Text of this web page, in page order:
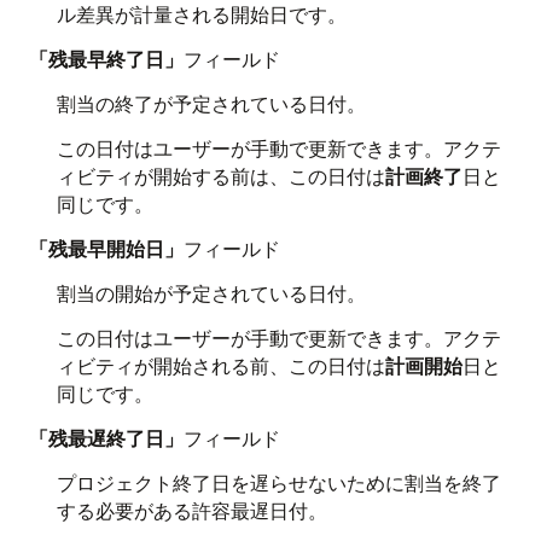
ル差異が計量される開始日です。
「残最早終了日」 フィールド
割当の終了が予定されている日付。
この日付はユーザーが手動で更新できます。アクテ
ィビティが開始する前は、この日付は計画終了日と
同じです。
「残最早開始日」 フィールド
割当の開始が予定されている日付。
この日付はユーザーが手動で更新できます。アクテ
ィビティが開始される前、この日付は計画開始日と
同じです。
「残最遅終了日」 フィールド
プロジェクト終了日を遅らせないために割当を終了
する必要がある許容最遅日付。